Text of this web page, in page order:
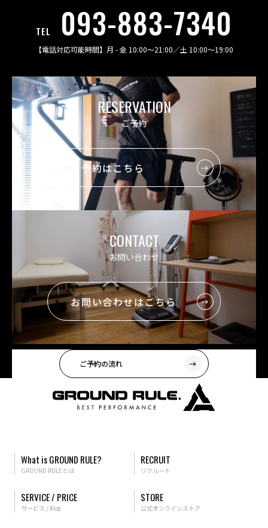
TEL 093-883-7340
【電話対応可能時間】 月 - 金 10:00〜21:00／土 10:00〜19:00
RESERVATION
ご予約
ご予約はこちら
CONTACT
お問い合わせ
お問い合わせはこちら
ご予約の流れ
What is GROUND RULE?
GROUND RULEとは
SERVICE / PRICE
サービス / 料金
RECRUIT
リクルート
STORE
公式オンラインストア